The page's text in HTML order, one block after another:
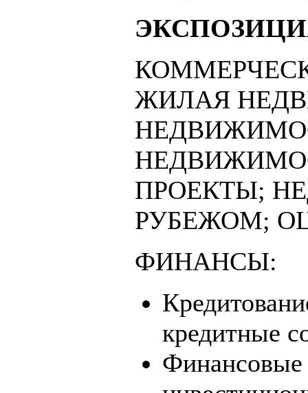
ЖИЛАЯ
ПРОЕКТЫ;
РУБЕЖОМ;
ФИНАНСЫ:
кредитные
Финансовые